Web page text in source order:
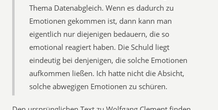
Thema Datenabgleich. Wenn es dadurch zu
Emotionen gekommen ist, dann kann man
eigentlich nur diejenigen bedauern, die so
emotional reagiert haben. Die Schuld liegt
eindeutig bei denjenigen, die solche Emotionen
aufkommen ließen. Ich hatte nicht die Absicht,
solche abwegigen Emotionen zu schüren.